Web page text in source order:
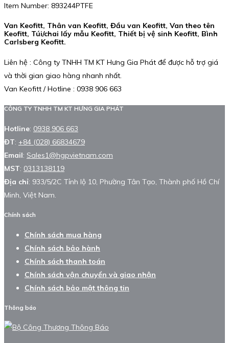
Item Number: 893244PTFE
Van Keofitt, Thân van Keofitt, Đầu van Keofitt, Van theo tên
Keofitt, Túi/chai lấy mẫu Keofitt, Thiết bị vệ sinh Keofitt, Bình
Carlsberg Keofitt.
Liên hệ : Công ty TNHH TM KT Hưng Gia Phát để được hỗ trợ giá
và thời gian giao hàng nhanh nhất.
Van Keofitt / Hotline : 0938 906 663
CÔNG TY TNHH TM KT HƯNG GIA PHÁT
Hotline: 0938 906 663
ĐT: +84 (028) 66834679
Email: Sales1@hgpvietnam.com
MST: 0313138119
Địa chỉ: 933/5/2C Tỉnh lộ 10, Phường Tân Tạo, Thành phố Hồ Chí
Minh, Việt Nam.
Chính sách
Chính sách mua hàng
Chính sách bảo hành
Chính sách thanh toán
Chính sách vận chuyển và giao nhận
Chính sách bảo mật thông tin
Thông báo